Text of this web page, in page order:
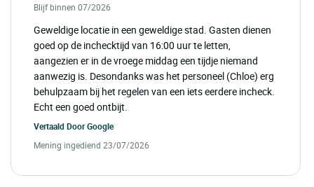
Blijf binnen 07/2026
Geweldige locatie in een geweldige stad. Gasten dienen
goed op de inchecktijd van 16:00 uur te letten,
aangezien er in de vroege middag een tijdje niemand
aanwezig is. Desondanks was het personeel (Chloe) erg
behulpzaam bij het regelen van een iets eerdere incheck.
Echt een goed ontbijt.
Vertaald DoorGoogle
Mening ingediend 23/07/2026